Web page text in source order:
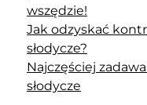
wszędzie!
Jak odzyskać
słodycze?
Najczęściej
słodycze